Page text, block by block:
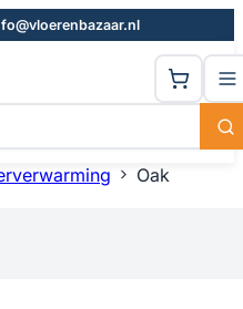
Oak